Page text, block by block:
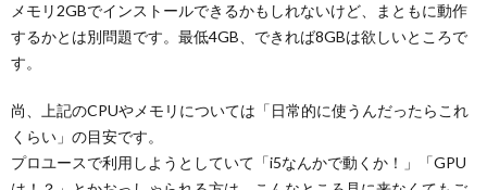
メモリ2GBでインストールできるかもしれないけど、まともに動作
するかとは別問題です。最低4GB、できれば8GBは欲しいところで
す。
尚、上記のCPUやメモリについては「日常的に使うんだったらこれ
くらい」の目安です。
プロユースで利用しようとしていて「i5なんかで動くか！」「GPU